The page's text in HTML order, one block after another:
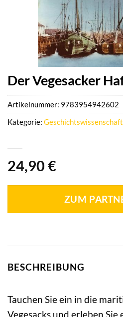
Der Vegesacker
24,90 €
ZUM
Artikelnummer: 9783954942602
Kategorie: Geschichtswissenschaft
BESCHREIBUNG
Tauchen Sie ein in die
Vegesacks und erleben